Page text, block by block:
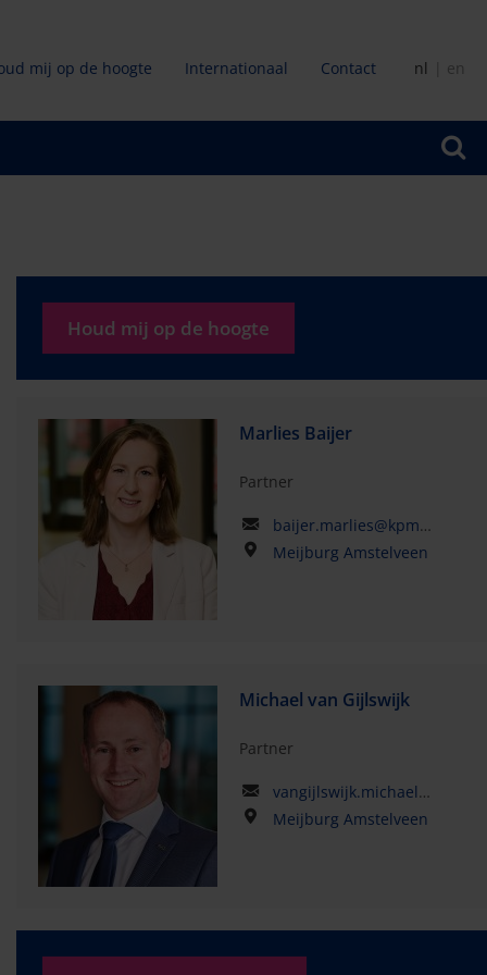
mij op de hoogte Internationaal Contact nl en
Houd mij op de hoogte
Marlies Baijer
Partner
baijer.marlies@kpmg.com
Meijburg Amstelveen
Michael van Gijlswijk
Partner
vangijlswijk.michael@kpmg.com
Meijburg Amstelveen